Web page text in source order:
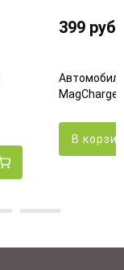
399 руб.
MagCharge
В